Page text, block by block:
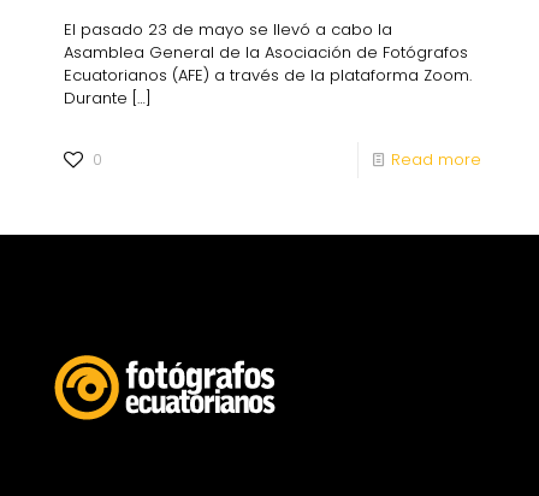
El pasado 23 de mayo se llevó a cabo la
Asamblea General de la Asociación de Fotógrafos
Ecuatorianos (AFE) a través de la plataforma Zoom.
Durante […]
0 Read more